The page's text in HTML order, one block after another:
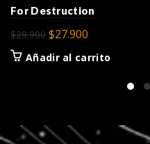
For Destruction
$29.900 El
precio
$27.900
precio
Añadir al carrito